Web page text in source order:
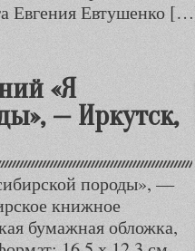
Евгения Евтушенко
«Я
— Иркутск,
породы», —
книжное
бумажная обложка,